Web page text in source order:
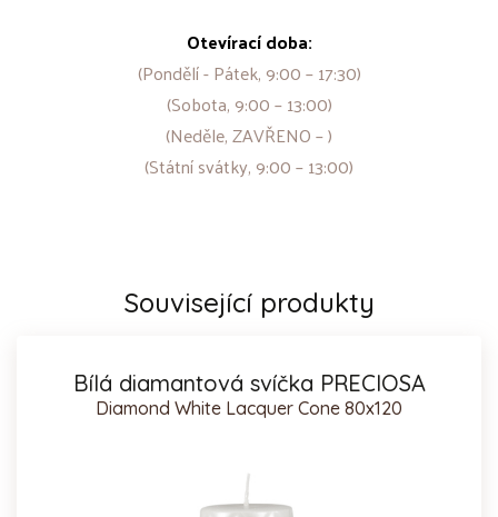
Otevírací doba:
(Pondělí - Pátek, 9:00 – 17:30)
(Sobota, 9:00 – 13:00)
(Neděle, ZAVŘENO – )
(Státní svátky, 9:00 – 13:00)
Související produkty
Bílá diamantová svíčka PRECIOSA
Diamond White Lacquer Cone 80x120